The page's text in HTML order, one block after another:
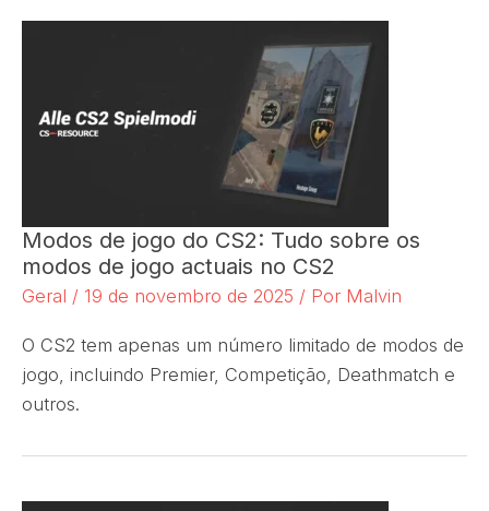
Modos de jogo do CS2: Tudo sobre os
modos de jogo actuais no CS2
Geral / 19 de novembro de 2025 / Por Malvin
O CS2 tem apenas um número limitado de modos de
jogo, incluindo Premier, Competição, Deathmatch e
outros.